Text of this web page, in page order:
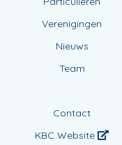
Verenigingen
Nieuws
Team
Contact
KBC Website